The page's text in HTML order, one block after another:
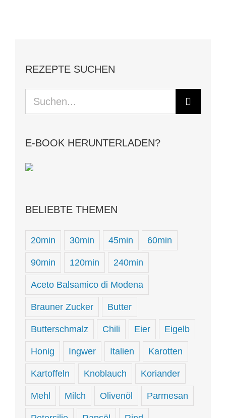
REZEPTE SUCHEN
Suche
nach:
E-BOOK HERUNTERLADEN?
BELIEBTE THEMEN
20min 30min 45min 60min
90min 120min 240min
Aceto Balsamico di Modena
Brauner Zucker Butter
Butterschmalz Chili Eier Eigelb
Honig Ingwer Italien Karotten
Kartoffeln Knoblauch Koriander
Mehl Milch Olivenöl Parmesan